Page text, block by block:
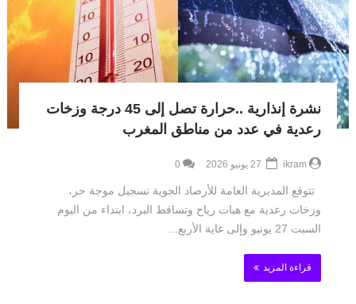
نشرة إنذارية ..حرارة تصل إلى 45 درجة وزخات
رعدية في عدد من مناطق المغرب
ikram
0
تتوقع المديرية العامة للأرصاد الجوية تسجيل موجة حر،
وزخات رعدية مع هبات رياح وتساقط البرد، ابتداء من اليوم
السبت 27 يونيو وإلى غاية الأربع...
قراءة المزيد